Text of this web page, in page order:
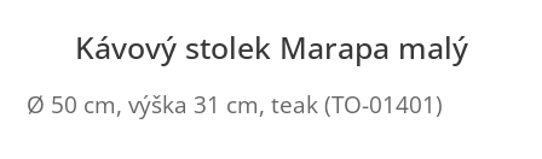
Kávový stolek Marapa malý
Ø 50 cm, výška 31 cm, teak (TO-01401)